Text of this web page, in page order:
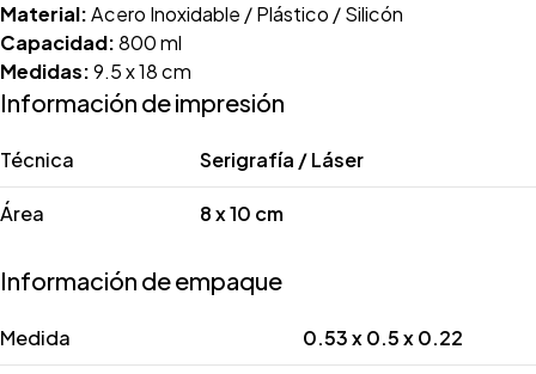
Material:Acero Inoxidable / Plástico / Silicón
Capacidad:800 ml
Medidas:9.5 x 18 cm
Información de impresión
Técnica Serigrafía / Láser
Área 8 x 10 cm
Información de empaque
Medida 0.53 x 0.5 x 0.22